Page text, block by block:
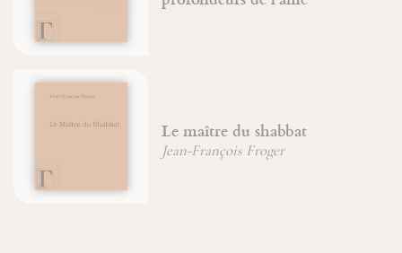
Le maître du shabbat
Jean-François Froger